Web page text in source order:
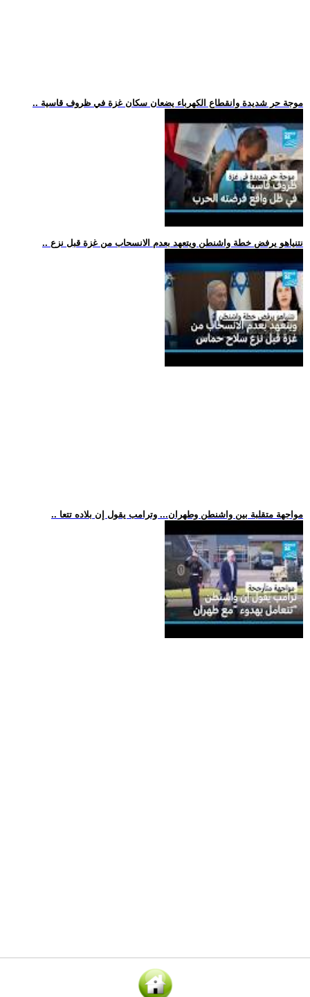
.. موجة حر شديدة وانقطاع الكهرباء يضعان سكان غزة في ظروف قاسية
.. نتنياهو يرفض خطة واشنطن ويتعهد بعدم الانسحاب من غزة قبل نزع
.. مواجهة متقلبة بين واشنطن وطهران... وترامب يقول إن بلاده تتعا